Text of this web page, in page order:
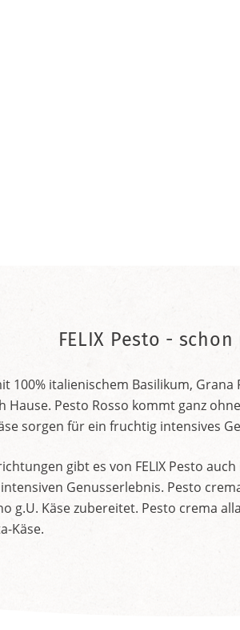
FELIX Pesto -
100% italienischem Basilikum,
Pesto Rosso kommt ganz
sorgen für ein fruchtig intensives
gibt es von FELIX Pesto
Genusserlebnis. Pesto
g.U. Käse zubereitet. Pesto crema
Käse.